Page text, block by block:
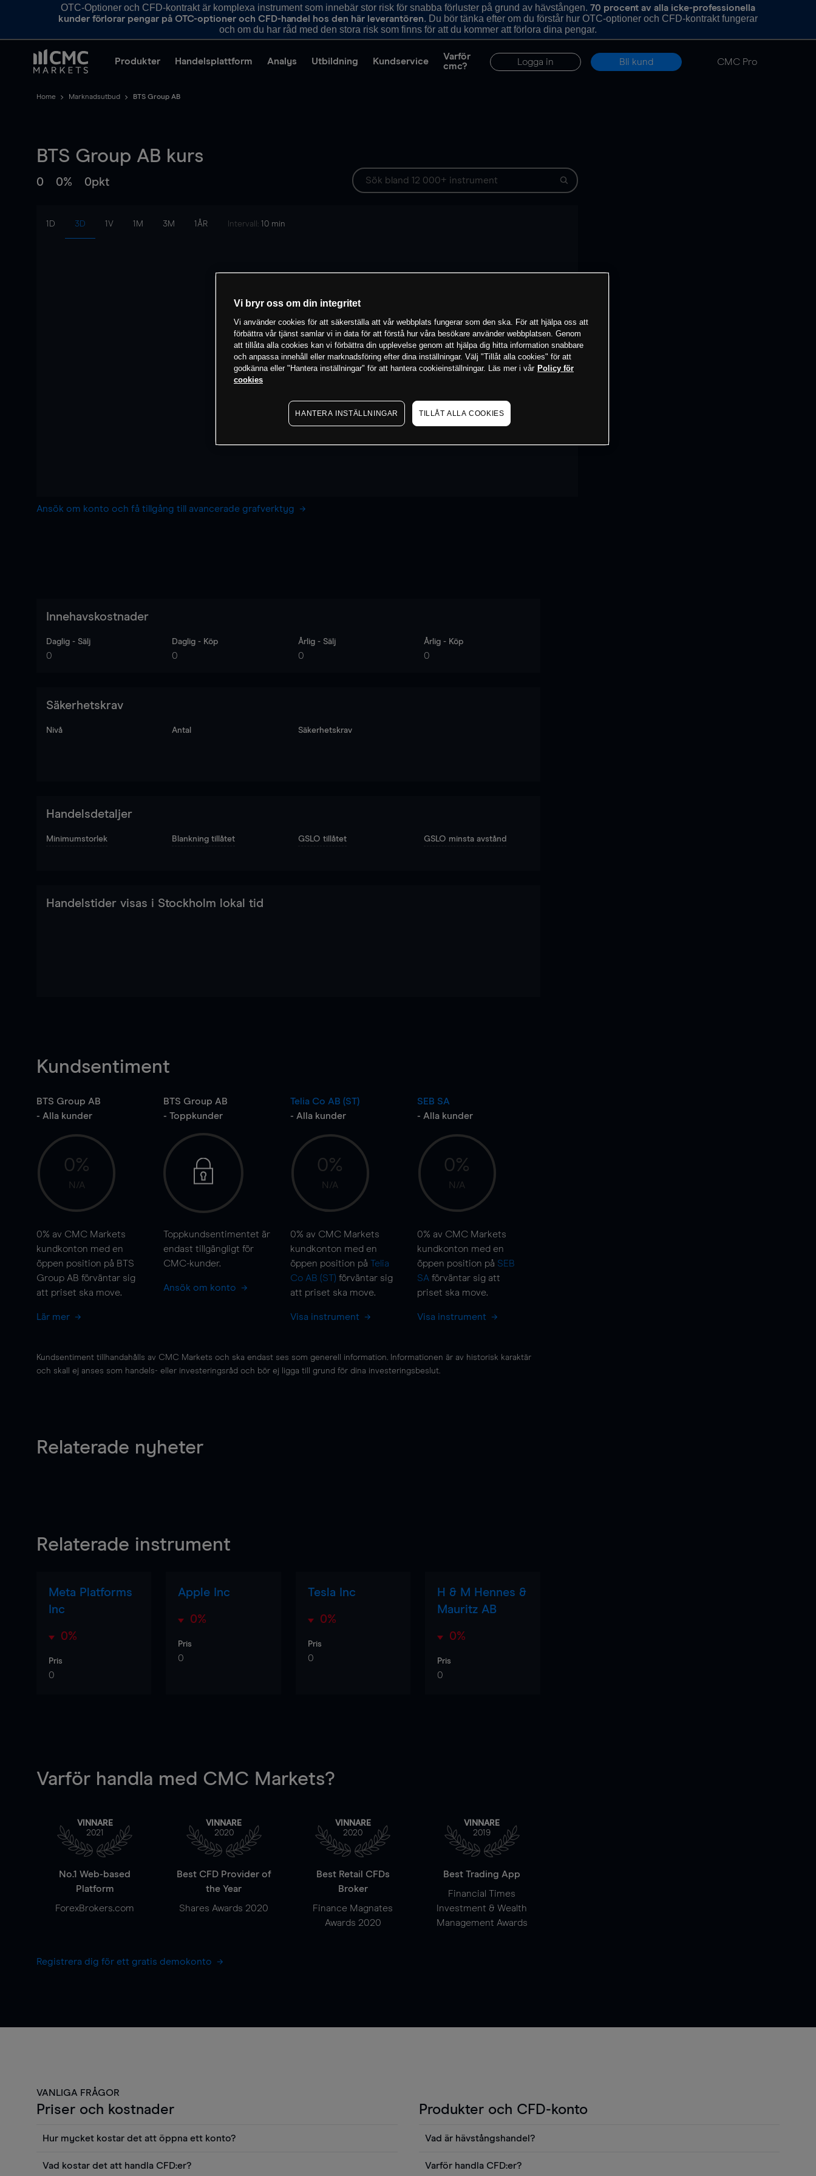
OTC-Optioner och CFD-kontrakt är komplexa instrument som innebär stor risk för snabba förluster på grund av hävstången. 70 procent av alla icke-professionella
kunder förlorar pengar på OTC-optioner och CFD-handel hos den här leverantören. Du bör tänka efter om du förstår hur OTC-optioner och CFD-kontrakt fungerar
och om du har råd med den stora risk som finns för att du kommer att förlora dina pengar.
Produkter Handelsplattform Analys Utbildning Kundservice
Varför
cmc?
Logga in Bli kund CMC Pro
Home Marknadsutbud BTS Group AB
BTS Group AB kurs
0 0% 0pkt
1D 3D 1V 1M 3M 1ÅR Intervall: 10 min
Ansök om konto och få tillgång till avancerade grafverktyg
Innehavskostnader
Daglig - Sälj
0
Daglig - Köp
0
Årlig - Sälj
0
Årlig - Köp
0
Säkerhetskrav
Nivå Antal Säkerhetskrav
Handelsdetaljer
Minimumstorlek Blankning tillåtet GSLO tillåtet GSLO minsta avstånd
Handelstider visas i Stockholm lokal tid
Kundsentiment
BTS Group AB
- Alla kunder
0%
N/A
0% av CMC Markets
kundkonton med en
öppen position på BTS
Group AB förväntar sig
att priset ska move.
Lär mer
BTS Group AB
- Toppkunder
Toppkundsentimentet är
endast tillgängligt för
CMC-kunder.
Ansök om konto
Telia Co AB (ST)
- Alla kunder
0%
N/A
0% av CMC Markets
kundkonton med en
öppen position på Telia
Co AB (ST) förväntar sig
att priset ska move.
Visa instrument
SEB SA
- Alla kunder
0%
N/A
0% av CMC Markets
kundkonton med en
öppen position på SEB
SA förväntar sig att
priset ska move.
Visa instrument
Kundsentiment tillhandahålls av CMC Markets och ska endast ses som generell information. Informationen är av historisk karaktär
och skall ej anses som handels- eller investeringsråd och bör ej ligga till grund för dina investeringsbeslut.
Relaterade nyheter
Relaterade instrument
Meta Platforms
Inc
0%
Pris
0
Apple Inc
0%
Pris
0
Tesla Inc
0%
Pris
0
H & M Hennes &
Mauritz AB
0%
Pris
0
Varför handla med CMC Markets?
VINNARE
2021
No.1 Web-based
Platform
ForexBrokers.com
VINNARE
2020
Best CFD Provider of
the Year
Shares Awards 2020
VINNARE
2020
Best Retail CFDs
Broker
Finance Magnates
Awards 2020
VINNARE
2019
Best Trading App
Financial Times
Investment & Wealth
Management Awards
Registrera dig för ett gratis demokonto
VANLIGA FRÅGOR
Priser och kostnader
Hur mycket kostar det att öppna ett konto?
Vad kostar det att handla CFD:er?
Produkter och CFD-konto
Vad är hävstångshandel?
Varför handla CFD:er?
Vi bryr oss om din integritet
Vi använder cookies för att säkerställa att vår webbplats fungerar som den ska. För att hjälpa oss att
förbättra vår tjänst samlar vi in data för att förstå hur våra besökare använder webbplatsen. Genom
att tillåta alla cookies kan vi förbättra din upplevelse genom att hjälpa dig hitta information snabbare
och anpassa innehåll eller marknadsföring efter dina inställningar. Välj "Tillåt alla cookies" för att
godkänna eller "Hantera inställningar" för att hantera cookieinställningar. Läs mer i vår Policy för
cookies
HANTERA INSTÄLLNINGAR TILLÅT ALLA COOKIES